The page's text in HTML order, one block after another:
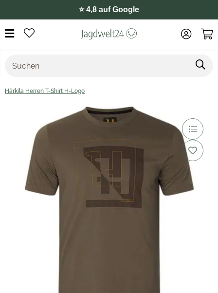
⭐️ 4,8 auf Google
Härkila Herren T-Shirt H-Logo